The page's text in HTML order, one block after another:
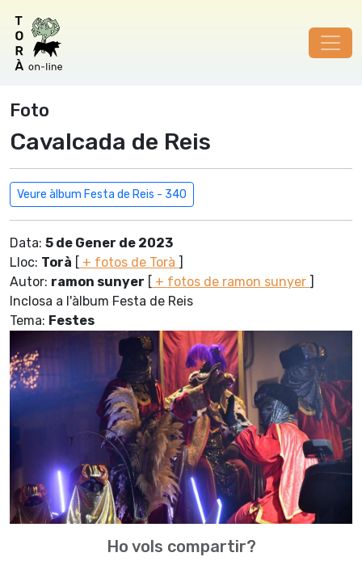
Foto
Cavalcada de Reis
Veure àlbum Festa de Reis - 340
Data: 5 de Gener de 2023
Lloc: Torà [ + fotos de Torà ]
Autor: ramon sunyer [ + fotos de ramon sunyer ]
Inclosa a l'àlbum Festa de Reis
Tema: Festes
Ho vols compartir?